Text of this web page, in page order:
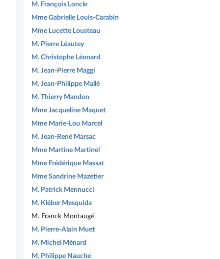
M. François Loncle
Mme Gabrielle Louis-Carabin
Mme Lucette Lousteau
M. Pierre Léautey
M. Christophe Léonard
M. Jean-Pierre Maggi
M. Jean-Philippe Mallé
M. Thierry Mandon
Mme Jacqueline Maquet
Mme Marie-Lou Marcel
M. Jean-René Marsac
Mme Martine Martinel
Mme Frédérique Massat
Mme Sandrine Mazetier
M. Patrick Mennucci
M. Kléber Mesquida
M. Franck Montaugé
M. Pierre-Alain Muet
M. Michel Ménard
M. Philippe Nauche